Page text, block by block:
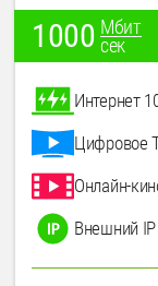
1000 Мбит
сек
Интернет
Цифровое
Онлайн-
Внешний IP